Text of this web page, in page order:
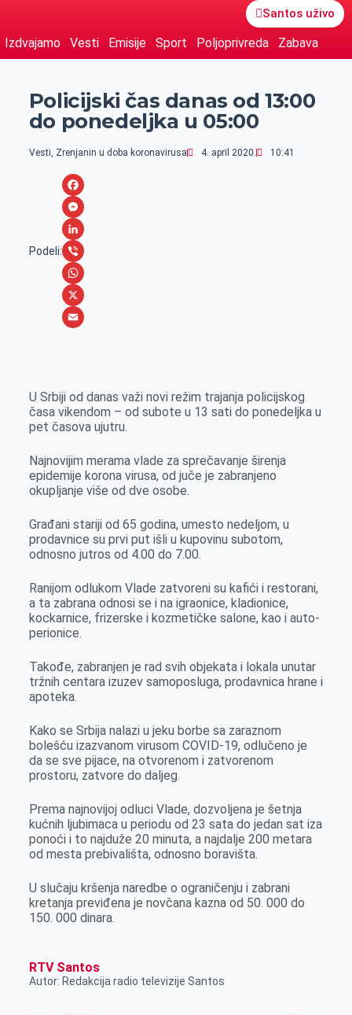
Santos uživo
Izdvajamo Vesti Emisije Sport Poljoprivreda Zabava
Policijski čas danas od 13:00
do ponedeljka u 05:00
Vesti, Zrenjanin u doba koronavirusa 4. april 2020. 10:41
Podeli:
F
a
c
e
b
o
M
e
s
s
e
r
L
i
n
k
n
V
i
b
W
h
A
p
X
i
l
U Srbiji od danas važi novi režim trajanja policijskog
časa vikendom – od subote u 13 sati do ponedeljka u
pet časova ujutru.
Najnovijim merama vlade za sprečavanje širenja
epidemije korona virusa, od juče je zabranjeno
okupljanje više od dve osobe.
Građani stariji od 65 godina, umesto nedeljom, u
prodavnice su prvi put išli u kupovinu subotom,
odnosno jutros od 4.00 do 7.00.
Ranijom odlukom Vlade zatvoreni su kafići i restorani,
a ta zabrana odnosi se i na igraonice, kladionice,
kockarnice, frizerske i kozmetičke salone, kao i auto-
perionice.
Takođe, zabranjen je rad svih objekata i lokala unutar
tržnih centara izuzev samoposluga, prodavnica hrane i
apoteka.
Kako se Srbija nalazi u jeku borbe sa zaraznom
bolešću izazvanom virusom COVID-19, odlučeno je
da se sve pijace, na otvorenom i zatvorenom
prostoru, zatvore do daljeg.
Prema najnovijoj odluci Vlade, dozvoljena je šetnja
kućnih ljubimaca u periodu od 23 sata do jedan sat iza
ponoći i to najduže 20 minuta, a najdalje 200 metara
od mesta prebivališta, odnosno boravišta.
U slučaju kršenja naredbe o ograničenju i zabrani
kretanja previđena je novčana kazna od 50. 000 do
150. 000 dinara.
RTV Santos
Autor: Redakcija radio televizije Santos